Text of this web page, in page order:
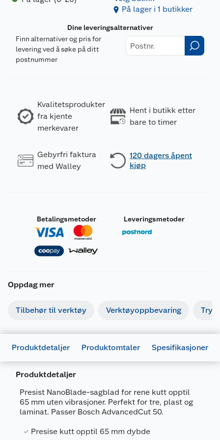
På lager i 1 butikker
Dine leveringsalternativer
Finn alternativer og pris for
levering ved å søke på ditt
postnummer
Kvalitetsprodukter
fra kjente
merkevarer
Hent i butikk etter
bare to timer
Gebyrfri faktura
med Walley
120 dagers åpent
kjøp
Betalingsmetoder Leveringsmetoder
Oppdag mer
Tilbehør til verktøy Verktøyoppbevaring
Produktdetaljer Produktomtaler Spesifikasjoner
Produktdetaljer
Presist NanoBlade-sagblad for rene kutt opptil
65 mm uten vibrasjoner. Perfekt for tre, plast og
laminat. Passer Bosch AdvancedCut 50.
Presise kutt opptil 65 mm dybde
Artikkelnummer
3165140967853